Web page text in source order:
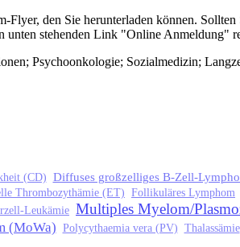
Flyer, den Sie herunterladen können.
unten stehenden Link "Online Anmeldung"
Psychoonkologie; Sozialmedizin;
(CD) Diffuses großzelliges B-Zell-
Thrombozythämie (ET) Follikuläres Lymphom
Leukämie Multiples Myelom/
(MoWa) Polycythaemia vera (PV) Thalassämie